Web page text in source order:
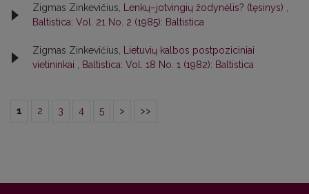
Zigmas Zinkevičius, Lenkų–jotvingių žodynėlis? (tęsinys)
Baltistica: Vol. 21 No. 2 (1985): Baltistica
Zigmas Zinkevičius,
Lietuvių kalbos postpoziciniai
vietininkai
Baltistica: Vol. 18 No. 1 (1982): Baltistica
1 2 3 4 5 > >>